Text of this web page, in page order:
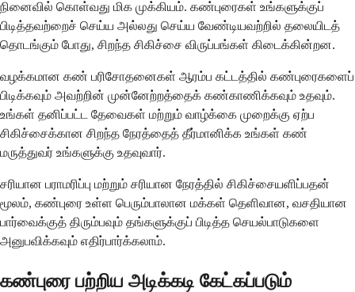
நினைவில் கொள்வது மிக முக்கியம். கண்புரைகள் உங்களுக்குப்
பிடித்தவற்றைச் செய்ய அல்லது செய்ய வேண்டியவற்றில் தலையிடத்
தொடங்கும் போது, சிறந்த சிகிச்சை விருப்பங்கள் கிடைக்கின்றன.
வழக்கமான கண் பரிசோதனைகள் ஆரம்ப கட்டத்தில் கண்புரைகளைப்
பிடிக்கவும் அவற்றின் முன்னேற்றத்தைக் கண்காணிக்கவும் உதவும்.
உங்கள் தனிப்பட்ட தேவைகள் மற்றும் வாழ்க்கை முறைக்கு ஏற்ப
சிகிச்சைக்கான சிறந்த நேரத்தைத் தீர்மானிக்க உங்கள் கண்
மருத்துவர் உங்களுக்கு உதவுவார்.
சரியான பராமரிப்பு மற்றும் சரியான நேரத்தில் சிகிச்சையளிப்பதன்
மூலம், கண்புரை உள்ள பெரும்பாலான மக்கள் தெளிவான, வசதியான
பார்வைக்குத் திரும்பவும் தங்களுக்குப் பிடித்த செயல்பாடுகளை
அனுபவிக்கவும் எதிர்பார்க்கலாம்.
கண்புரை பற்றிய அடிக்கடி கேட்கப்படும்